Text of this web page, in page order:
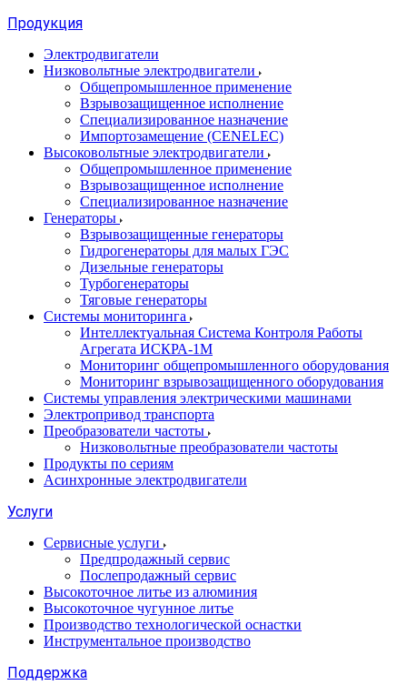
Продукция
Электродвигатели
Низковольтные электродвигатели
Общепромышленное применение
Взрывозащищенное исполнение
Специализированное назначение
Импортозамещение (CENELEC)
Высоковольтные электродвигатели
Общепромышленное применение
Взрывозащищенное исполнение
Специализированное назначение
Генераторы
Взрывозащищенные генераторы
Гидрогенераторы для малых ГЭС
Дизельные генераторы
Турбогенераторы
Тяговые генераторы
Системы мониторинга
Интеллектуальная Система Контроля Работы
Агрегата ИСКРА-1М
Мониторинг общепромышленного оборудования
Мониторинг взрывозащищенного оборудования
Системы управления электрическими машинами
Электропривод транспорта
Преобразователи частоты
Низковольтные преобразователи частоты
Продукты по сериям
Асинхронные электродвигатели
Услуги
Сервисные услуги
Предпродажный сервис
Послепродажный сервис
Высокоточное литье из алюминия
Высокоточное чугунное литье
Производство технологической оснастки
Инструментальное производство
Поддержка